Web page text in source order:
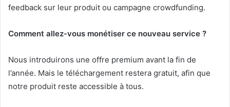
feedback sur leur produit ou campagne crowdfunding.
Comment allez-vous monétiser ce nouveau service ?
Nous introduirons une offre premium avant la fin de
l’année. Mais le téléchargement restera gratuit, afin que
notre produit reste accessible à tous.